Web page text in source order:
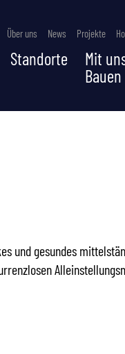
Über uns News Projekte
Standorte
Mit
Bauen
und gesundes